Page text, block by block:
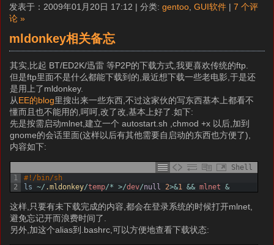
发表于：2009年01月20日 17:12 | 分类: gentoo, GUI软件 | 7 个评
论 »
mldonkey相关备忘
其实,比起 BT/ED2K/迅雷 等P2P的下载方式,我更喜欢传统的ftp.
但是ftp里面不是什么都能下载到的,最近想下载一些老电影,于是还
是用上了mldonkey.
从EE的blog里搜出来一些东西,不过这家伙的写东西基本上都看不
懂而且也不能用的,呵呵,改了改,基本上好了.如下:
先是按需启动mlnet,建立一个 autostart.sh ,chmod +x 以后,加到
gnome的会话里面(这样以后有其他需要自启动的东西也方便了),
内容如下:
Shell
1
2
#!/bin/sh
ls ~/ .mldonkey/temp/* >/dev/null 2>&1 && mlnet &
这样,只要有未下载完成的内容,都会在登录系统的时候打开mlnet,
避免忘记开而浪费时间了.
另外,加这个alias到.bashrc,可以方便地查看下载状态: